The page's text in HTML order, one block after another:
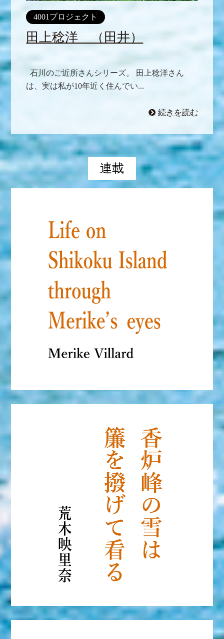
4001プロジェクト
田上稔洋 （田井）
石川のご近所さんシリーズ。 田上稔洋さん
は、実は私が10年近く住んでい...
続きを読む
連載